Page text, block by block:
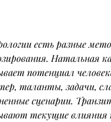
есть разные
Натальная
потенциал
таланты, задачи,
сценарии.
текущие влияния